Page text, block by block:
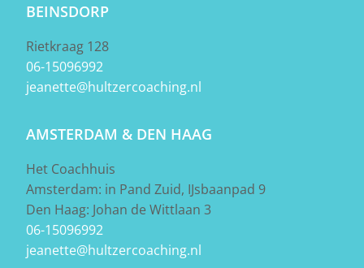
BEINSDORP
Rietkraag 128
06-15096992
jeanette@hultzercoaching.nl
AMSTERDAM & DEN HAAG
Het Coachhuis
Amsterdam: in Pand Zuid, IJsbaanpad 9
Den Haag: Johan de Wittlaan 3
06-15096992
jeanette@hultzercoaching.nl